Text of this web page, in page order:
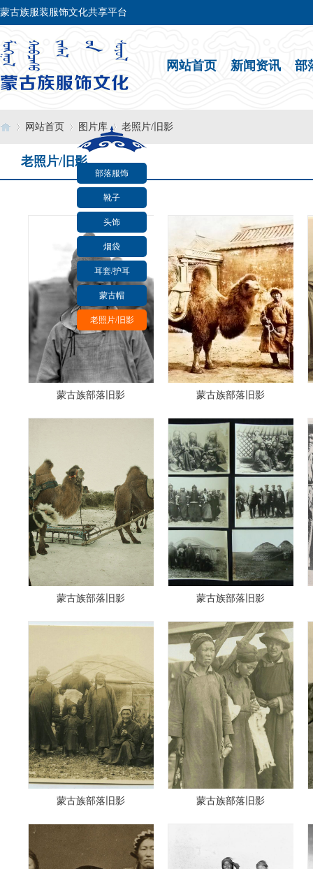
蒙古族服装服饰文化共享平台
网站首页 新闻资讯 部
部落服饰
靴子
头饰
烟袋
耳套/护耳
蒙古帽
老照片/旧影
网站首页 图片库
›
老照片/旧影
老照片/旧影
蒙古族部落旧影 蒙古族部落旧影
蒙古族部落旧影 蒙古族部落旧影
蒙古族部落旧影 蒙古族部落旧影